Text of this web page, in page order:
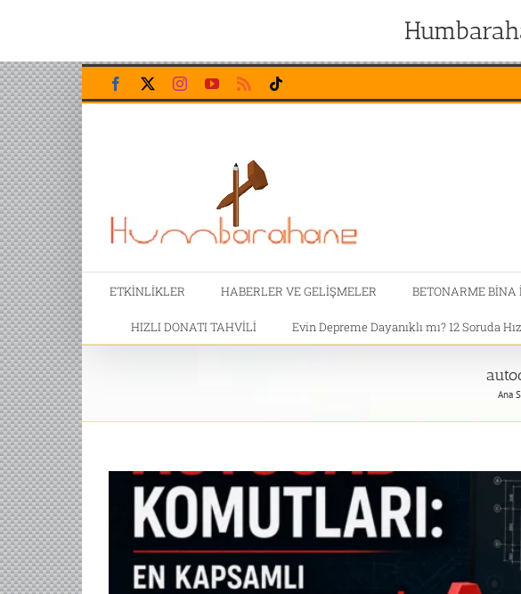
Skip
to
content
Facebook InstagramYouTubeRss
ETKİNLİKLER HABERLER VE GELİŞMELER BETONARME
HIZLI DONATI TAHVİLİ Evin Depreme Dayanıklı mı? 12 Soruda
Ana